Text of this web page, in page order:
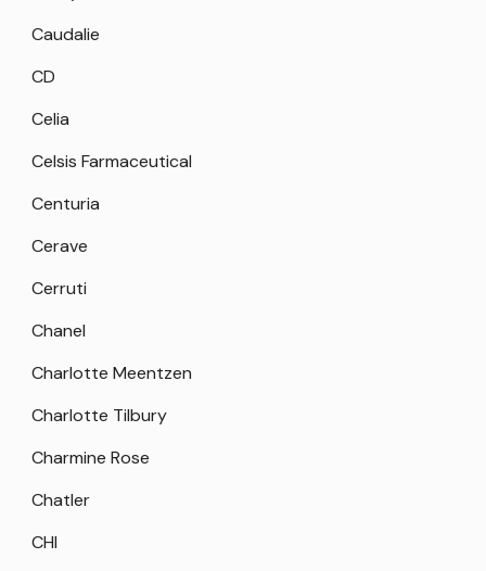
Caudalie
CD
Celia
Celsis Farmaceutical
Centuria
Cerave
Cerruti
Chanel
Charlotte Meentzen
Charlotte Tilbury
Charmine Rose
Chatler
CHI